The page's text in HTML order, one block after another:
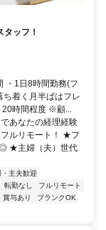
ッフ！
・1日8時間勤務(フ
着く月半ばはフレ
時間程度 ※顧...
あなたの経理経験
ルリモート！ ★フ
◎ ★主婦（夫）世代
・主夫歓迎
転勤なし
フルリモート
賞与あり
ブランクOK